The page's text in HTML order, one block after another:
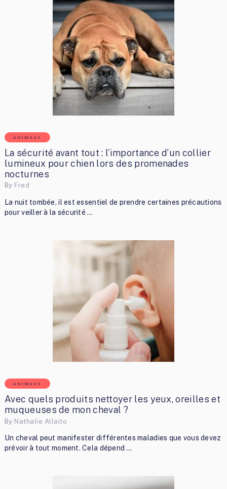
ANIMAUX
La sécurité avant tout : l’importance d’un collier
lumineux pour chien lors des promenades
nocturnes
By Fred
La nuit tombée, il est essentiel de prendre certaines précautions
pour veiller à la sécurité …
ANIMAUX
Avec quels produits nettoyer les yeux, oreilles et
muqueuses de mon cheval ?
By Nathalie Allaito
Un cheval peut manifester différentes maladies que vous devez
prévoir à tout moment. Cela dépend …